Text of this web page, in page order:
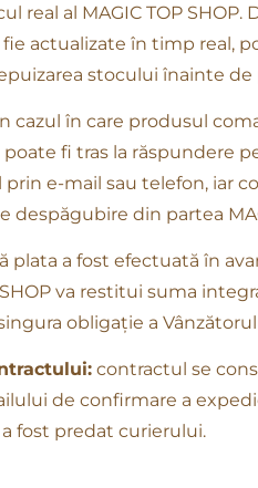
real al MAGIC TOP
actualizate în timp real,
stocului înainte de
cazul în care produsul
fi tras la răspundere
e-mail sau telefon, iar
din partea
plata a fost efectuată în
va restitui suma
obligație a
contractul se
de confirmare a
fost predat curierului.